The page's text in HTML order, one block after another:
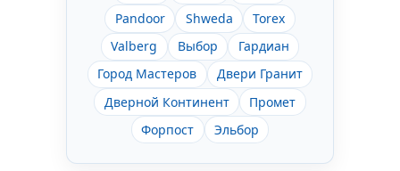
Pandoor
Shweda
Torex
Valberg
Выбор
Гардиан
Город Мастеров
Двери Гранит
Дверной Континент
Промет
Форпост
Эльбор